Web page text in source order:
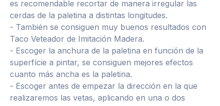
es recomendable recortar de manera irregular las
cerdas de la paletina a distintas longitudes.
- También se consiguen muy buenos resultados con
Taco Veteador de Imitación Madera.
- Escoger la anchura de la paletina en función de la
superfície a pintar, se consiguen mejores efectos
cuanto más ancha es la paletina.
- Escoger antes de empezar la dirección en la que
realizaremos las vetas, aplicando en una o dos